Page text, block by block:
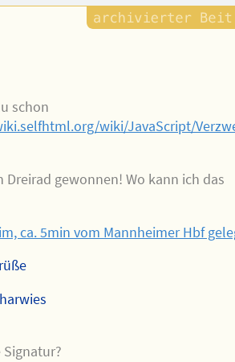
schon
wiki/JavaScript/
Dreirad gewonnen! Wo kann ich das
ca. 5min vom Mannheimer Hbf
Signatur?